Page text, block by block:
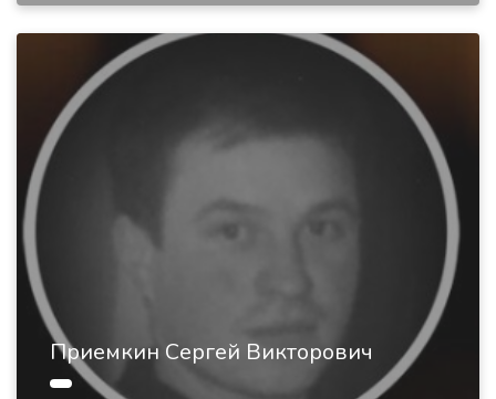
Приемкин Сергей Викторович